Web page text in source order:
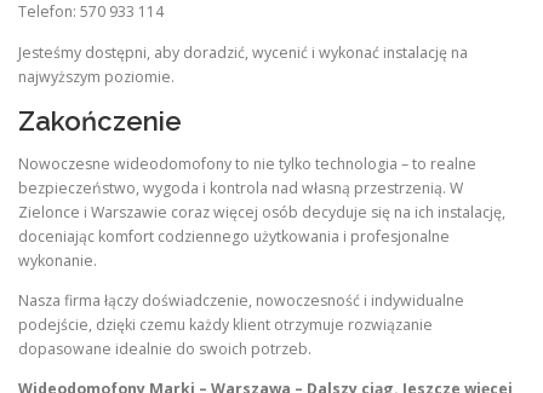
Telefon: 570 933 114
Jesteśmy dostępni, aby doradzić, wycenić i wykonać instalację na
najwyższym poziomie.
Zakończenie
Nowoczesne wideodomofony to nie tylko technologia – to realne
bezpieczeństwo, wygoda i kontrola nad własną przestrzenią. W
Zielonce i Warszawie coraz więcej osób decyduje się na ich instalację,
doceniając komfort codziennego użytkowania i profesjonalne
wykonanie.
Nasza firma łączy doświadczenie, nowoczesność i indywidualne
podejście, dzięki czemu każdy klient otrzymuje rozwiązanie
dopasowane idealnie do swoich potrzeb.
Wideodomofony Marki – Warszawa – Dalszy ciąg. Jeszcze więcej